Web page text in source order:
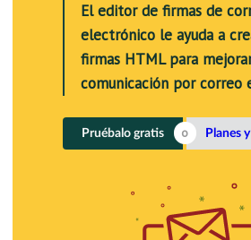
El editor de firmas de
electrónico le ayuda a
firmas HTML para
comunicación por correo
Pruébalo gratis Planes